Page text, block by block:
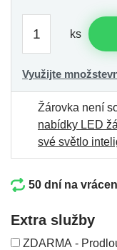
ks
Využijte
Žárovka není
nabídky LED
své světlo
50 dní na
Extra služby
ZDARMA -